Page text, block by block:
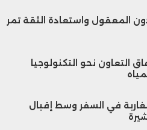
المعقول واستعادة الثقة تمر
التعاون نحو التكنولوجيا
المغاربة في السفر وسط إقبال